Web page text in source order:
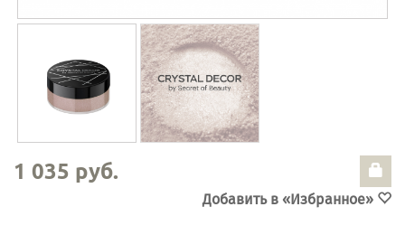
1 035 руб.
Добавить в «Избранное»